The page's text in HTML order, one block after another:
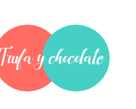
Trufaychocolate